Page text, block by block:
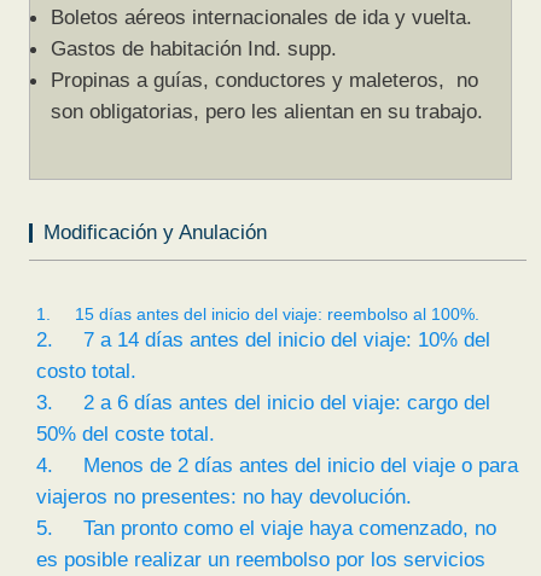
Boletos aéreos internacionales de ida y vuelta.
Gastos de habitación Ind. supp.
Propinas a guías, conductores y maleteros, no
son obligatorias, pero les alientan en su trabajo.
Modificación y Anulación
1. 15 días antes del inicio del viaje: reembolso al 100%.
2. 7 a 14 días antes del inicio del viaje: 10% del
costo total.
3. 2 a 6 días antes del inicio del viaje: cargo del
50% del coste total.
4. Menos de 2 días antes del inicio del viaje o para
viajeros no presentes: no hay devolución.
5. Tan pronto como el viaje haya comenzado, no
es posible realizar un reembolso por los servicios